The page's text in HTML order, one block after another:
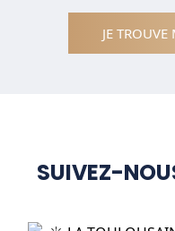
JE
SUIVEZ-